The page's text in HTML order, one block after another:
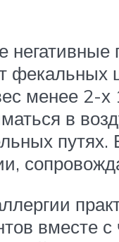
менее 2-
в
путях.
вместе